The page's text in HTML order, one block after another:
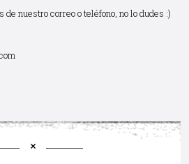
de nuestro correo o teléfono, no lo dudes :)